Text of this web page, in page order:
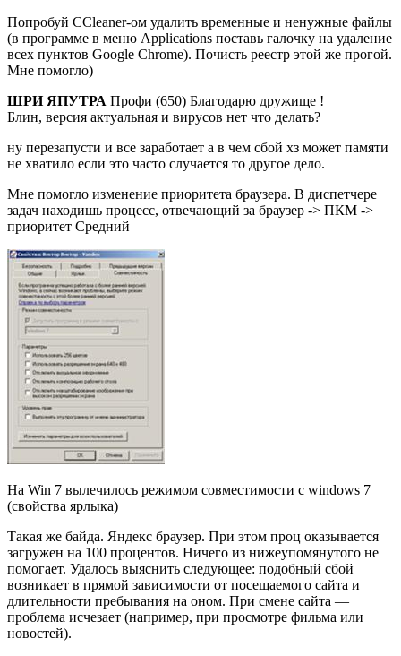
Попробуй ССleaner-ом удалить временные и ненужные файлы
(в программе в меню Applications поставь галочку на удаление
всех пунктов Google Chrome). Почисть реестр этой же прогой.
Мне помогло)
ШРИ ЯПУТРА Профи (650) Благодарю дружище !
Блин, версия актуальная и вирусов нет что делать?
ну перезапусти и все заработает а в чем сбой хз может памяти
не хватило если это часто случается то другое дело.
Мне помогло изменение приоритета браузера. В диспетчере
задач находишь процесс, отвечающий за браузер -> ПКМ ->
приоритет Средний
На Win 7 вылечилось режимом совместимости с windows 7
(свойства ярлыка)
Такая же байда. Яндекс браузер. При этом проц оказывается
загружен на 100 процентов. Ничего из нижеупомянутого не
помогает. Удалось выяснить следующее: подобный сбой
возникает в прямой зависимости от посещаемого сайта и
длительности пребывания на оном. При смене сайта —
проблема исчезает (например, при просмотре фильма или
новостей).